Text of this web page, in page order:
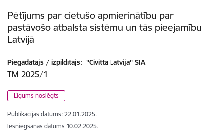
Pētījums par cietušo apmierinātību par
pastāvošo atbalsta sistēmu un tās pieejamību
Latvijā
Piegādātājs / izpildītājs: ''Civitta Latvija'' SIA
TM 2025/1
Līgums noslēgts
Publikācijas datums: 22.01.2025.
Iesniegšanas datums 10.02.2025.